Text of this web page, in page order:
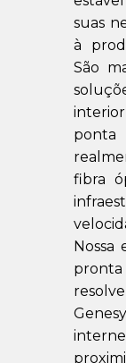
suas
à
São
fibra
Nossa